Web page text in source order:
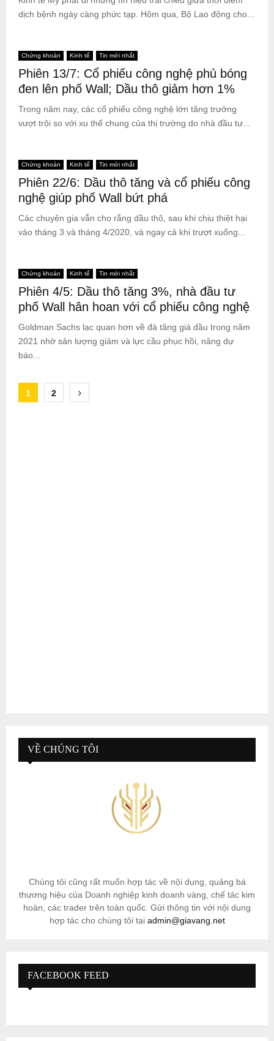
dịch bệnh ngày càng phức tạp. Hôm qua, Bộ Lao động cho...
Chứng khoán Kinh tế Tin mới nhất
Phiên 13/7: Cổ phiếu công nghệ phủ bóng
đen lên phố Wall; Dầu thô giảm hơn 1%
Trong năm nay, các cổ phiếu công nghệ lớn tăng trưởng
vượt trội so với xu thế chung của thị trường do nhà đầu tư...
Chứng khoán Kinh tế Tin mới nhất
Phiên 22/6: Dầu thô tăng và cổ phiếu công
nghệ giúp phố Wall bứt phá
Các chuyên gia vẫn cho rằng dầu thô, sau khi chịu thiệt hại
vào tháng 3 và tháng 4/2020, và ngay cả khi trượt xuống...
Chứng khoán Kinh tế Tin mới nhất
Phiên 4/5: Dầu thô tăng 3%, nhà đầu tư
phố Wall hân hoan với cổ phiếu công nghệ
Goldman Sachs lạc quan hơn về đà tăng giá dầu trong năm
2021 nhờ sản lượng giảm và lực cầu phục hồi, nâng dự
báo...
Posts
1 2
VỀ CHÚNG TÔI
Chúng tôi cũng rất muốn hợp tác về nội dung, quảng bá
thương hiệu của Doanh nghiệp kinh doanh vàng, chế tác kim
hoàn, các trader trên toàn quốc. Gửi thông tin với nội dung
hợp tác cho chúng tôi tại admin@giavang.net
FACEBOOK FEED